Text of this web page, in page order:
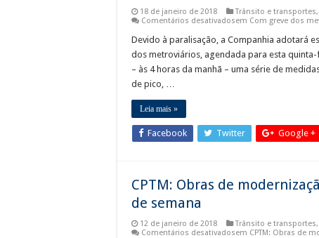
18 de janeiro de 2018 Trânsito e transportes,
Comentários desativadosem Com greve dos
Devido à paralisação, a Companhia adotará
dos metroviários, agendada para esta
– às 4 horas da manhã – uma série de
de pico, …
Leia mais »
Facebook Twitter Google +
CPTM: Obras de
de semana
12 de janeiro de 2018 Trânsito e transportes,
Comentários desativadosem CPTM: Obras de